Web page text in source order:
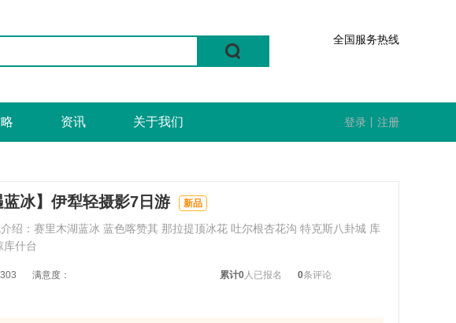
全国服务热线
资讯 关于我们 登录 注册
蓝冰】伊犁轻摄影7日游 新品
绍：赛里木湖蓝冰 蓝色喀赞其 那拉提顶冰花 吐尔根杏花沟 特克斯八卦城 库
库什台
满意度： 0条评论
累计0人已报名